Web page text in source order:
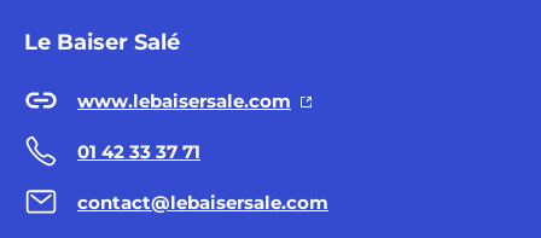
Le Baiser Salé
www.lebaisersale.com
01 42 33 37 71
contact@lebaisersale.com